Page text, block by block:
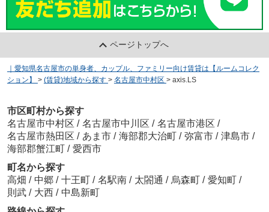
ページトップへ
｜愛知県名古屋市の単身者、カップル、ファミリー向け賃貸は【ルームコレク
ション】
> (賃貸)地域から探す > 名古屋市中村区 > axis.LS
市区町村から探す
名古屋市中村区 / 名古屋市中川区 / 名古屋市港区 /
名古屋市熱田区 / あま市 / 海部郡大治町 / 弥富市 / 津島市 /
海部郡蟹江町 / 愛西市
町名から探す
高畑 / 中郷 / 十王町 / 名駅南 / 太閤通 / 烏森町 / 愛知町 /
則武 / 大西 / 中島新町